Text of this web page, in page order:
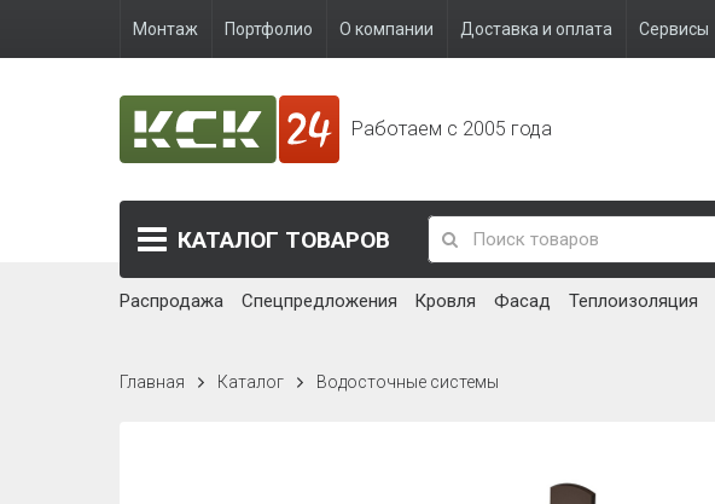
Монтаж Портфолио О компании Доставка и оплата Сервисы
Работаем с 2005 года
КАТАЛОГ ТОВАРОВ
Распродажа Спецпредложения Кровля Фасад Теплоизоляция
Главная Каталог Водосточные системы